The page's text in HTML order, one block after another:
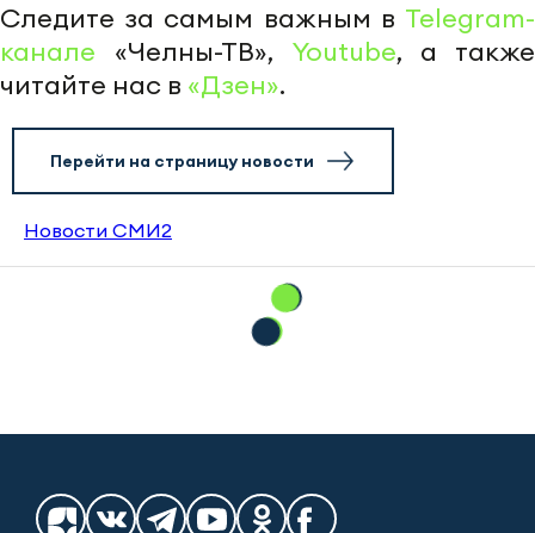
Следите за самым важным в Telegram-
канале «Челны-ТВ», Youtube, а также
читайте нас в «Дзен».
Перейти на страницу новости
Новости СМИ2